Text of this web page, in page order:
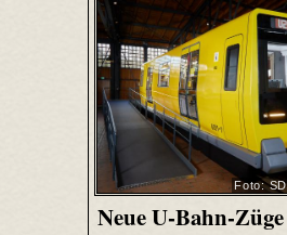
Foto:
Neue U-Bahn-